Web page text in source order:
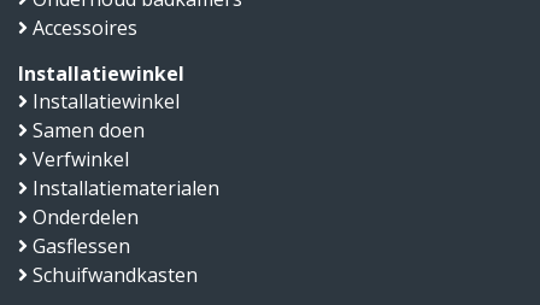
Accessoires
Installatiewinkel
Installatiewinkel
Samen doen
Verfwinkel
Installatiematerialen
Onderdelen
Gasflessen
Schuifwandkasten